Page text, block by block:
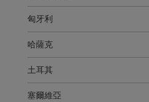
匈牙利
哈薩克
土耳其
塞爾維亞